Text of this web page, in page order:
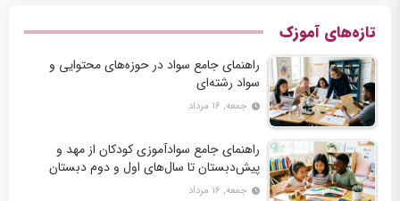
تازه‌های آموزک
راهنمای جامع سواد در حوزه‌های محتوایی و
سواد رشته‌ای
جمعه, ۱۶ مرداد
راهنمای جامع سوادآموزی کودکان از مهد و
پیش‌دبستان تا سال‌های اول و دوم دبستان
جمعه, ۱۶ مرداد